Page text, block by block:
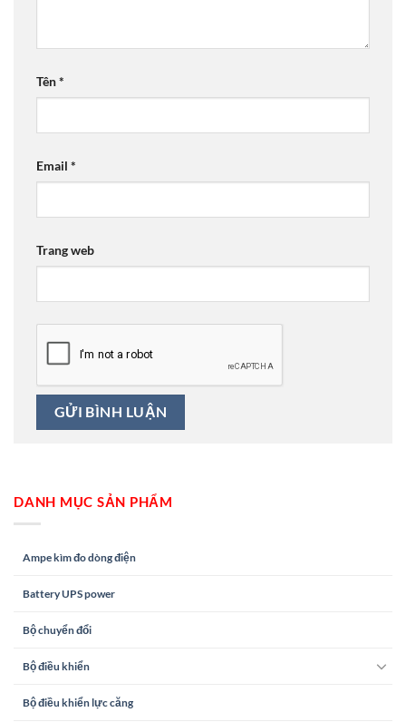
Tên*
Email *
Trang web
DANH MỤC SẢN PHẨM
Ampe kìm đo dòng điện
Battery UPS power
Bộ chuyển đổi
Bộ điều khiển
Bộ điều khiển lực căng